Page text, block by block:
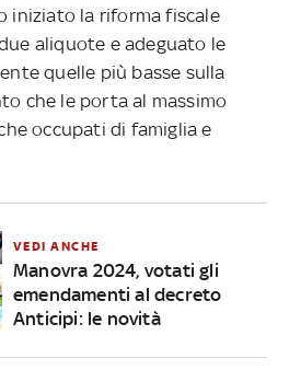
iniziato la riforma fiscale
aliquote e adeguato le
quelle più basse sulla
che le porta al massimo
occupati di famiglia e
VEDI ANCHE
Manovra 2024, votati gli
emendamenti al decreto
Anticipi: le novità